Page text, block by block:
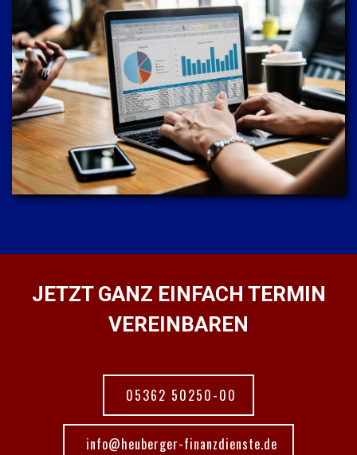
JETZT GANZ EINFACH TERMIN
VEREINBAREN
05362 50250-00
info@heuberger-finanzdienste.de